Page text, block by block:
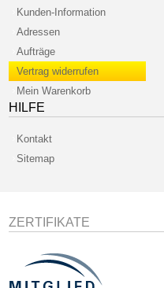
Kunden-Information
Adressen
Aufträge
Vertrag widerrufen
Mein Warenkorb
HILFE
Kontakt
Sitemap
ZERTIFIKATE